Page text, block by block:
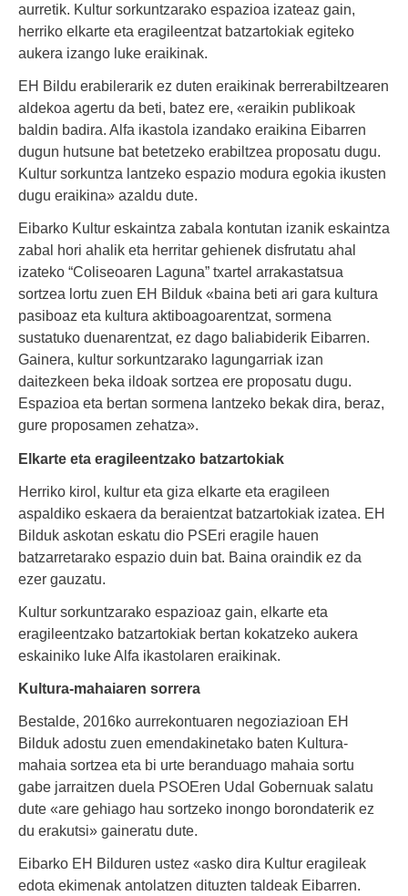
aurretik. Kultur sorkuntzarako espazioa izateaz gain,
herriko elkarte eta eragileentzat batzartokiak egiteko
aukera izango luke eraikinak.
EH Bildu erabilerarik ez duten eraikinak berrerabiltzearen
aldekoa agertu da beti, batez ere, «eraikin publikoak
baldin badira. Alfa ikastola izandako eraikina Eibarren
dugun hutsune bat betetzeko erabiltzea proposatu dugu.
Kultur sorkuntza lantzeko espazio modura egokia ikusten
dugu eraikina» azaldu dute.
Eibarko Kultur eskaintza zabala kontutan izanik eskaintza
zabal hori ahalik eta herritar gehienek disfrutatu ahal
izateko “Coliseoaren Laguna” txartel arrakastatsua
sortzea lortu zuen EH Bilduk «baina beti ari gara kultura
pasiboaz eta kultura aktiboagoarentzat, sormena
sustatuko duenarentzat, ez dago baliabiderik Eibarren.
Gainera, kultur sorkuntzarako lagungarriak izan
daitezkeen beka ildoak sortzea ere proposatu dugu.
Espazioa eta bertan sormena lantzeko bekak dira, beraz,
gure proposamen zehatza».
Elkarte eta eragileentzako batzartokiak
Herriko kirol, kultur eta giza elkarte eta eragileen
aspaldiko eskaera da beraientzat batzartokiak izatea. EH
Bilduk askotan eskatu dio PSEri eragile hauen
batzarretarako espazio duin bat. Baina oraindik ez da
ezer gauzatu.
Kultur sorkuntzarako espazioaz gain, elkarte eta
eragileentzako batzartokiak bertan kokatzeko aukera
eskainiko luke Alfa ikastolaren eraikinak.
Kultura-mahaiaren sorrera
Bestalde, 2016ko aurrekontuaren negoziazioan EH
Bilduk adostu zuen emendakinetako baten Kultura-
mahaia sortzea eta bi urte beranduago mahaia sortu
gabe jarraitzen duela PSOEren Udal Gobernuak salatu
dute «are gehiago hau sortzeko inongo borondaterik ez
du erakutsi» gaineratu dute.
Eibarko EH Bilduren ustez «asko dira Kultur eragileak
edota ekimenak antolatzen dituzten taldeak Eibarren.